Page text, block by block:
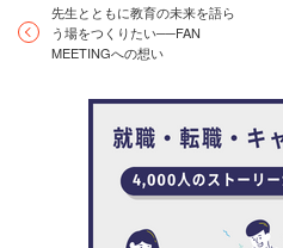
社員に浸透させるためには、
あります。それを見るだけで
そこに浮かび上がってきたの
キーワードでした。
先生とともに教育の未来を語ら
う場をつくりたい──FAN
MEETINGへの想い